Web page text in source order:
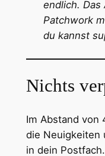
endlich. Das
Patchwork
du kannst
Nichts
Im Abstand von
die Neuigkeiten
in dein